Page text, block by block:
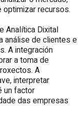
recursos.
Analítica Dixital
análise de clientes e
A integración
a toma de
A
interpretar
un factor
das empresas